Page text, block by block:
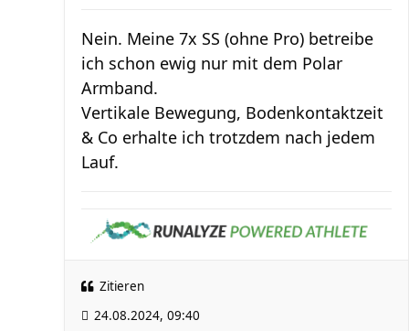
Nein. Meine 7x SS (ohne Pro) betreibe
ich schon ewig nur mit dem Polar
Armband.
Vertikale Bewegung, Bodenkontaktzeit
& Co erhalte ich trotzdem nach jedem
Lauf.
Zitieren
24.08.2024, 09:40